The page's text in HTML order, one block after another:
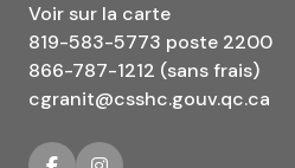
Voir sur la carte
819-583-5773 poste 2200
866-787-1212 (sans frais)
cgranit@csshc.gouv.qc.ca